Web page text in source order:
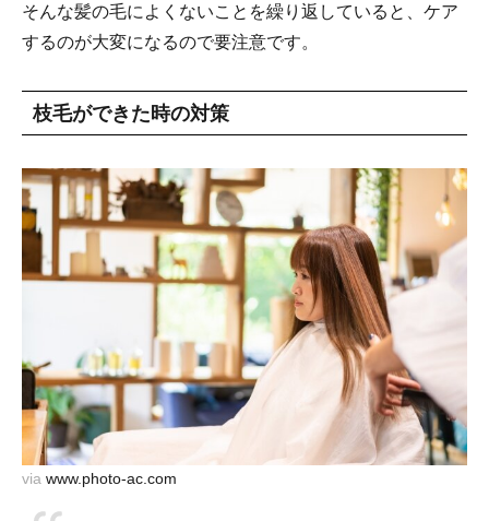
そんな髪の毛によくないことを繰り返していると、ケア
するのが大変になるので要注意です。
枝毛ができた時の対策
via www.photo-ac.com